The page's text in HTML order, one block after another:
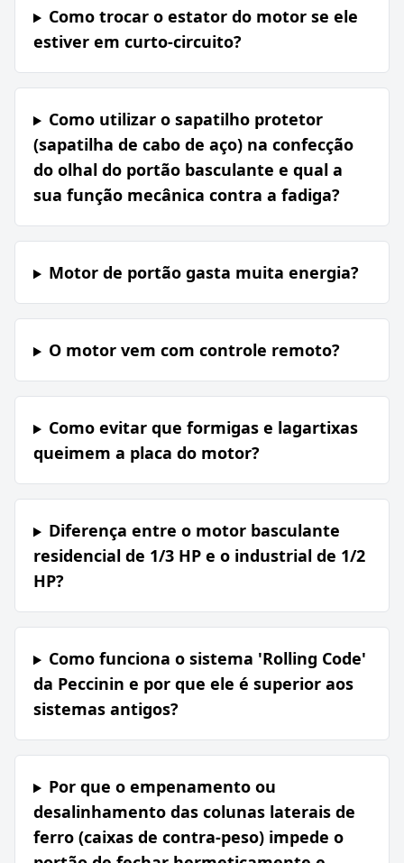
Como trocar o estator do motor se ele
estiver em curto-circuito?
Como utilizar o sapatilho protetor
(sapatilha de cabo de aço) na confecção
do olhal do portão basculante e qual a
sua função mecânica contra a fadiga?
Motor de portão gasta muita energia?
O motor vem com controle remoto?
Como evitar que formigas e lagartixas
queimem a placa do motor?
Diferença entre o motor basculante
residencial de 1/3 HP e o industrial de 1/2
HP?
Como funciona o sistema 'Rolling Code'
da Peccinin e por que ele é superior aos
sistemas antigos?
Por que o empenamento ou
desalinhamento das colunas laterais de
ferro (caixas de contra-peso) impede o